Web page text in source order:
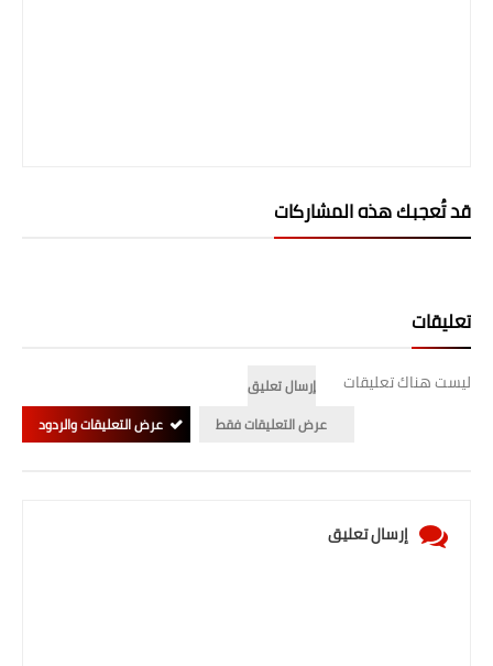
قد تُعجبك هذه المشاركات
تعليقات
ليست هناك تعليقات
إرسال تعليق
عرض التعليقات فقط
عرض التعليقات والردود
إرسال تعليق